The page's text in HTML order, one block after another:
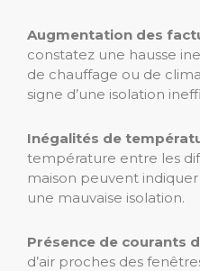
Augmentation des
constatez une hausse
de chauffage ou de
signe d’une isolation
Inégalités de
température entre les
maison peuvent indiquer
une mauvaise isolation.
Présence de courants
d’air proches des